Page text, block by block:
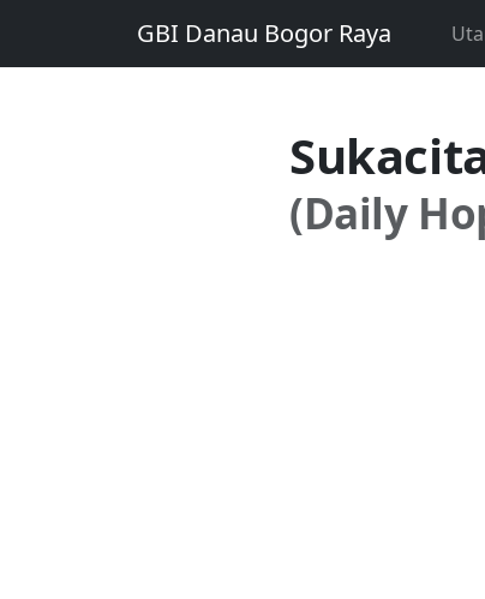
GBI Danau Bogor Raya
(Daily